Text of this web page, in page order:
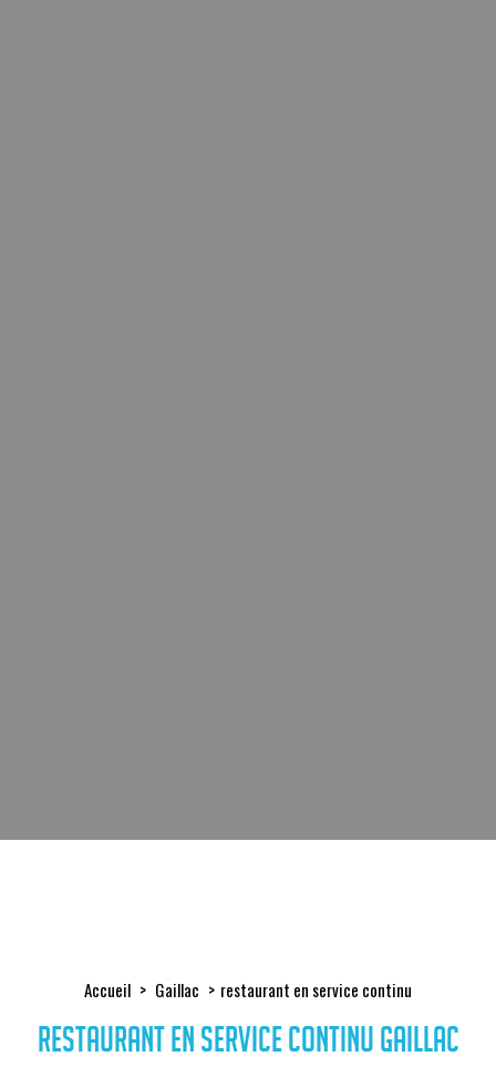
Accueil Gaillac restaurant en service continu
restaurant en service continu Gaillac